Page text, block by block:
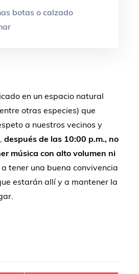
botas o calzado
en un espacio natural
otras especies) que
a nuestros vecinos y
después de las 10:00 p.m., no
música con alto volumen ni
tener una buena convivencia
estarán allí y a mantener la